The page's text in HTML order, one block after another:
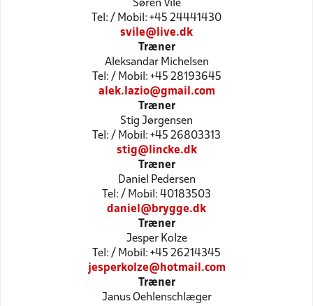
Søren Vile
Tel: / Mobil: +45 24441430
svile@live.dk
Træner
Aleksandar Michelsen
Tel: / Mobil: +45 28193645
alek.lazio@gmail.com
Træner
Stig Jørgensen
Tel: / Mobil: +45 26803313
stig@lincke.dk
Træner
Daniel Pedersen
Tel: / Mobil: 40183503
daniel@brygge.dk
Træner
Jesper Kolze
Tel: / Mobil: +45 26214345
jesperkolze@hotmail.com
Træner
Janus Oehlenschlæger